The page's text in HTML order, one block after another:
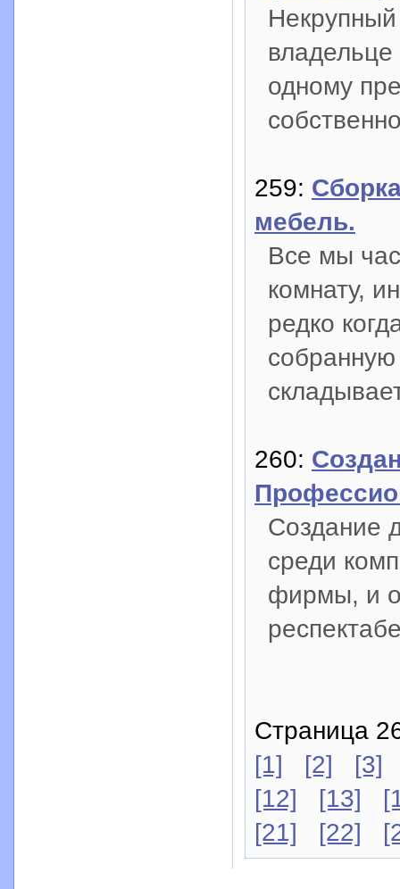
одному
259:
мебель.
Все мы
комнату,
редко
260:
Создание
среди
фирмы, и
Страница
[1]
[2]
[3]
[12]
[13]
[21]
[22]